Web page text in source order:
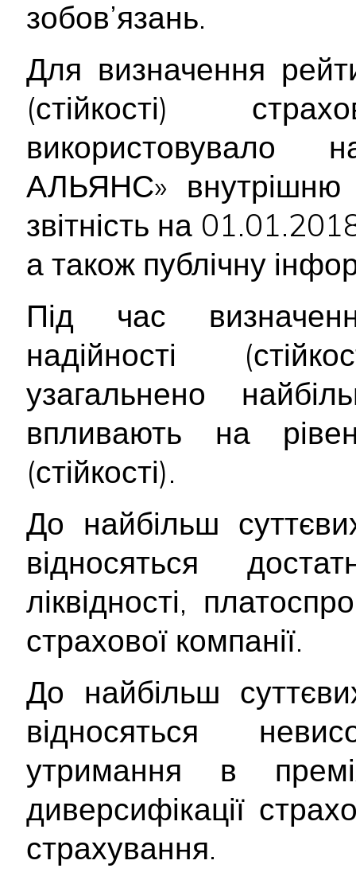
зобов’язань.
Для визначення
(стійкості)
використовувало
АЛЬЯНС» внутрішню
звітність на
а також публічну
Під час
надійності
узагальнено
впливають на
(стійкості).
До найбільш
відносяться
ліквідності,
страхової компанії.
До найбільш
відносяться
утримання в
диверсифікації
страхування.